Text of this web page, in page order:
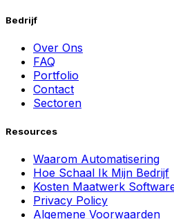
Bedrijf
Over Ons
FAQ
Portfolio
Contact
Sectoren
Resources
Waarom Automatisering
Hoe Schaal Ik Mijn Bedrijf
Kosten Maatwerk
Privacy Policy
Algemene Voorwaarden